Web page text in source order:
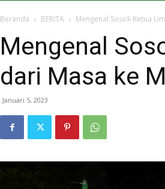
Beranda BERITA Mengenal Sosok Ketua
Mengenal
dari Masa ke
Januari 5, 2023